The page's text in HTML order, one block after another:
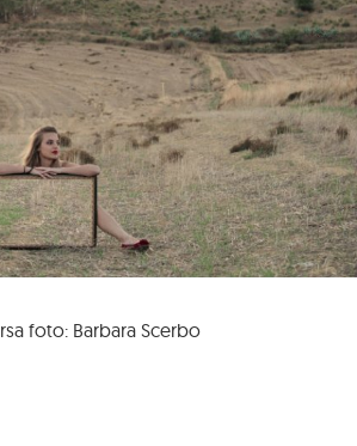
foto: Barbara Scerbo